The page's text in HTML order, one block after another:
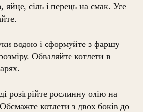
сіль і перець на смак. Усе
водою і сформуйте з фаршу
Обваляйте котлети в
розігрійте рослинну олію на
котлети з двох боків до